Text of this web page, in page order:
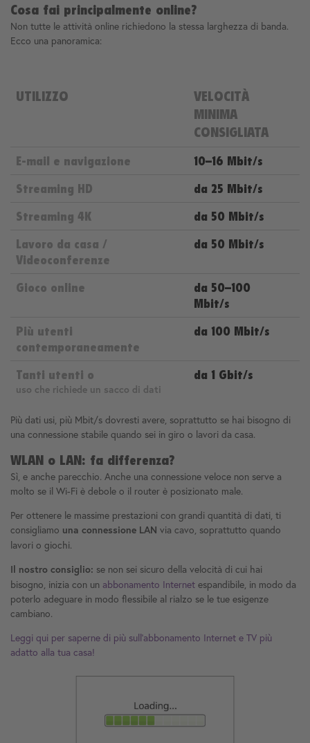
Cosa fai principalmente online?
Non tutte le attività online richiedono la stessa larghezza di banda.
Ecco una panoramica:
UTILIZZO
VELOCITÀ
MINIMA
CONSIGLIATA
E-mail e navigazione
10–16 Mbit/s
Streaming HD
da 25 Mbit/s
Streaming 4K
da 50 Mbit/s
Lavoro da casa /
Videoconferenze
da 50 Mbit/s
Gioco online
da 50–100
Mbit/s
Più utenti
contemporaneamente
da 100 Mbit/s
Tanti utenti o
uso che richiede un sacco di dati
da 1 Gbit/s
Più dati usi, più Mbit/s dovresti avere, soprattutto se hai bisogno di
una connessione stabile quando sei in giro o lavori da casa.
WLAN o LAN: fa differenza?
Sì, e anche parecchio. Anche una connessione veloce non serve a
molto se il Wi-Fi è debole o il router è posizionato male.
Per ottenere le massime prestazioni con grandi quantità di dati, ti
consigliamo una connessione LAN via cavo, soprattutto quando
lavori o giochi.
Il nostro consiglio: se non sei sicuro della velocità di cui hai
bisogno, inizia con un abbonamento Internet espandibile, in modo da
poterlo adeguare in modo flessibile al rialzo se le tue esigenze
cambiano.
Leggi qui per saperne di più sull'abbonamento Internet e TV più
adatto alla tua casa!